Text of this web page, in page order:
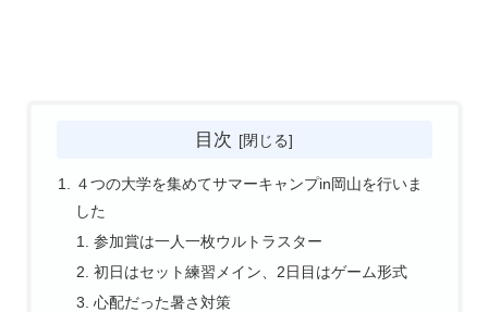
目次
４つの大学を集めてサマーキャンプin岡山を行いま
した
参加賞は一人一枚ウルトラスター
初日はセット練習メイン、2日目はゲーム形式
心配だった暑さ対策